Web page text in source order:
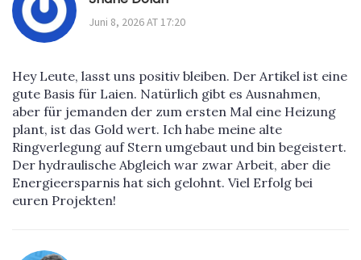
Juni 8, 2026 AT 17:20
Hey Leute, lasst uns positiv bleiben. Der Artikel ist eine
gute Basis für Laien. Natürlich gibt es Ausnahmen,
aber für jemanden der zum ersten Mal eine Heizung
plant, ist das Gold wert. Ich habe meine alte
Ringverlegung auf Stern umgebaut und bin begeistert.
Der hydraulische Abgleich war zwar Arbeit, aber die
Energieersparnis hat sich gelohnt. Viel Erfolg bei
euren Projekten!